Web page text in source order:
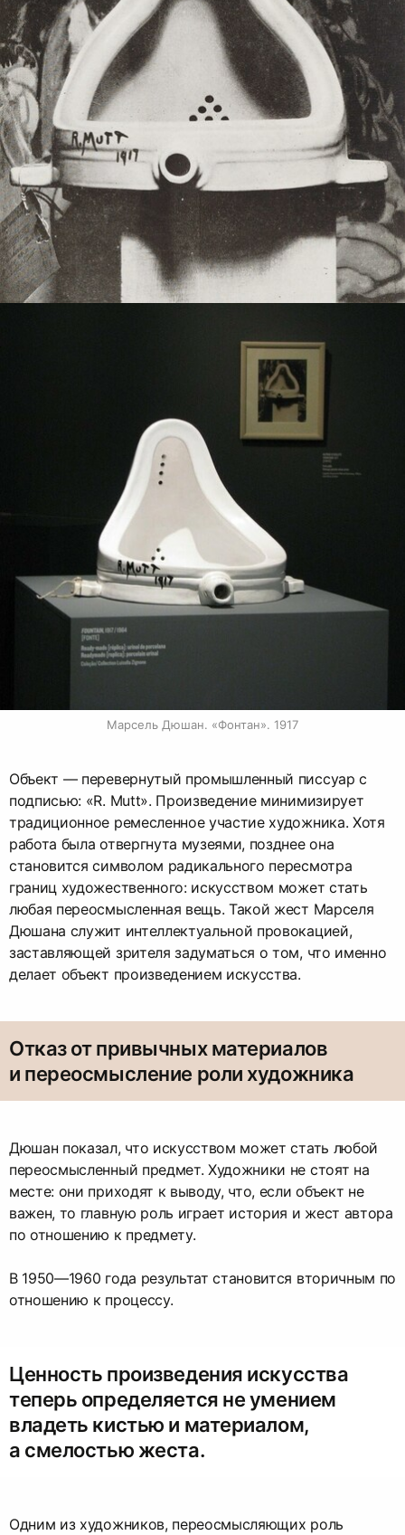
Марсель Дюшан. «Фонтан». 1917
Объект — перевернутый промышленный писсуар с
подписью: «R. Mutt». Произведение минимизирует
традиционное ремесленное участие художника. Хотя
работа была отвергнута музеями, позднее она
становится символом радикального пересмотра
границ художественного: искусством может стать
любая переосмысленная вещь. Такой жест Марселя
Дюшана служит интеллектуальной провокацией,
заставляющей зрителя задуматься о том, что именно
делает объект произведением искусства.
Отказ от привычных материалов
и переосмысление роли художника
Дюшан показал, что искусством может стать любой
переосмысленный предмет. Художники не стоят на
месте: они приходят к выводу, что, если объект не
важен, то главную роль играет история и жест автора
по отношению к предмету.
В 1950—1960 года результат становится вторичным по
отношению к процессу.
Ценность произведения искусства
теперь определяется не умением
владеть кистью и материалом,
а смелостью жеста.
Одним из художников, переосмысляющих роль